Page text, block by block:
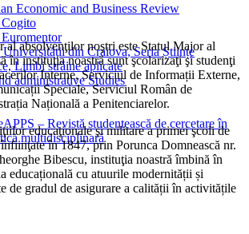
Economic and Business Review
din Craiova, Seria Științe
Limbi străine aplicate
administrative Studies
– Revistă studențească de cercetare în
multidisciplinară
al absolvenţilor noştri este Statul Major al
în instituţia noastră sunt şcolarizaţi şi studenţi
Interne, Serviciul de Informații Externe,
Speciale, Serviciul Român de
Națională a Penitenciarelor.
educaţionale şi militare a primei şcoli de
în 1847, prin Porunca Domnească nr.
Bibescu, instituţia noastră îmbină în
educațională cu atuurile modernității și
de gradul de asigurare a calității în activitățile